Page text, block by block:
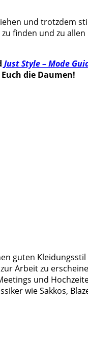
und trotzdem
finden und zu
Just Style – Mode
die Daumen!
guten
Arbeit zu
und
wie Sakkos,